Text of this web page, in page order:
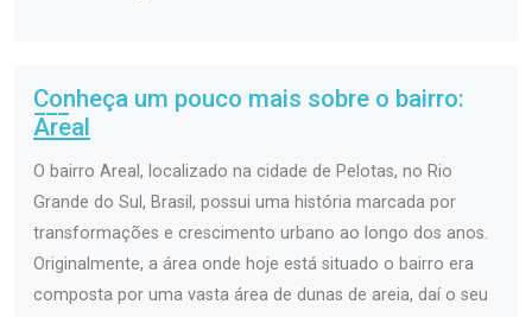
Conheça um pouco mais sobre o bairro:
Areal
O bairro Areal, localizado na cidade de Pelotas, no Rio
Grande do Sul, Brasil, possui uma história marcada por
transformações e crescimento urbano ao longo dos anos.
Originalmente, a área onde hoje está situado o bairro era
composta por uma vasta área de dunas de areia, daí o seu